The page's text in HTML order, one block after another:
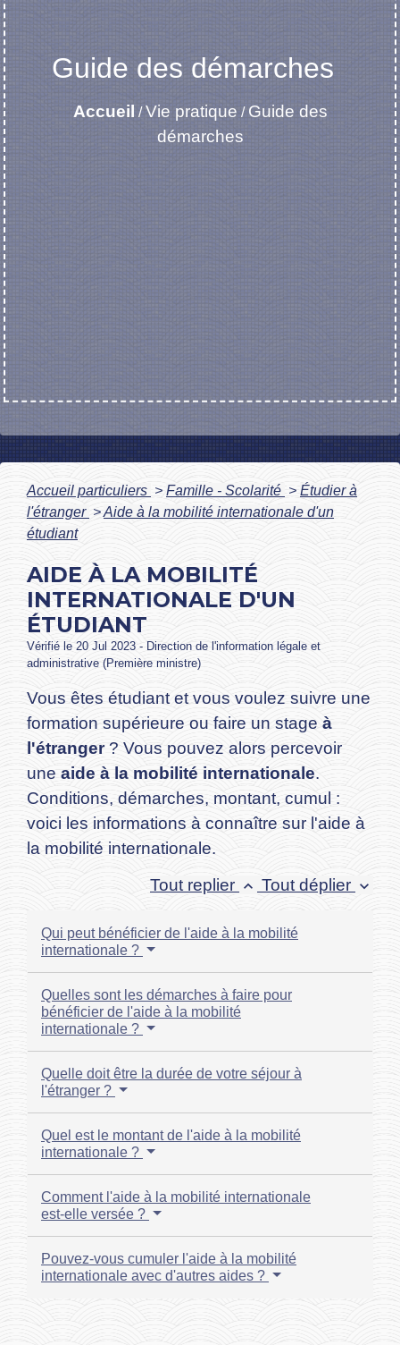
Guide des démarches
Accueil /Vie pratique / Guide des
démarches
Accueil particuliers > Famille - Scolarité > Étudier à
l'étranger >Aide à la mobilité internationale d'un
étudiant
AIDE À LA MOBILITÉ
INTERNATIONALE D'UN
ÉTUDIANT
Vérifié le 20 Jul 2023 - Direction de l'information légale et
administrative (Première ministre)
Vous êtes étudiant et vous voulez suivre une
formation supérieure ou faire un stage à
l'étranger? Vous pouvez alors percevoir
une aide à la mobilité internationale.
Conditions, démarches, montant, cumul :
voici les informations à connaître sur l'aide à
la mobilité internationale.
Tout replier keyboard_arrow_up Tout déplier keyboard_arrow_down
Qui peut bénéficier de l'aide à la mobilité
internationale ?
Quelles sont les démarches à faire pour
bénéficier de l'aide à la mobilité
internationale ?
Quelle doit être la durée de votre séjour à
l'étranger ?
Quel est le montant de l'aide à la mobilité
internationale ?
Comment l'aide à la mobilité internationale
est-elle versée ?
Pouvez-vous cumuler l'aide à la mobilité
internationale avec d'autres aides ?